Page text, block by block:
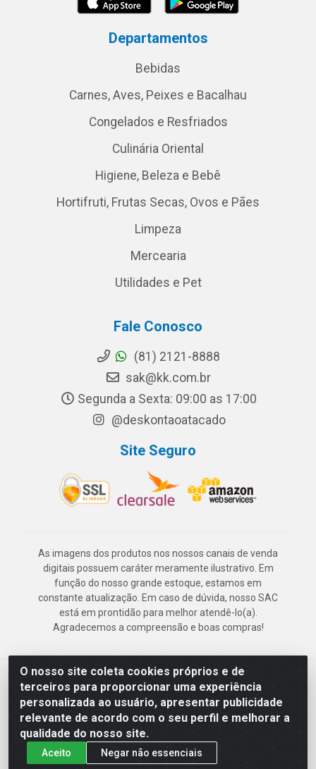
O nosso site coleta cookies próprios e de
terceiros para proporcionar uma experiência
personalizada ao usuário, apresentar publicidade
relevante de acordo com o seu perfil e melhorar a
qualidade do nosso site.
Aceito Negar não essenciais
Departamentos
Bebidas
Carnes, Aves, Peixes e Bacalhau
Congelados e Resfriados
Culinária Oriental
Higiene, Beleza e Bebê
Hortifruti, Frutas Secas, Ovos e Pães
Limpeza
Mercearia
Utilidades e Pet
Fale Conosco
(81) 2121-8888
sak@kk.com.br
Segunda a Sexta: 09:00 as 17:00
@deskontaoatacado
Site Seguro
As imagens dos produtos nos nossos canais de venda
digitais possuem caráter meramente ilustrativo. Em
função do nosso grande estoque, estamos em
constante atualização. Em caso de dúvida, nosso SAC
está em prontidão para melhor atendê-lo(a).
Agradecemos a compreensão e boas compras!
Deskontão Atacado - Av. Marechal Mascarenhas de Morais, 2471 -
Imbiribeira - Recife/PE - CEP 51.150-001 - CNPJ 24.150.377/0003-
57